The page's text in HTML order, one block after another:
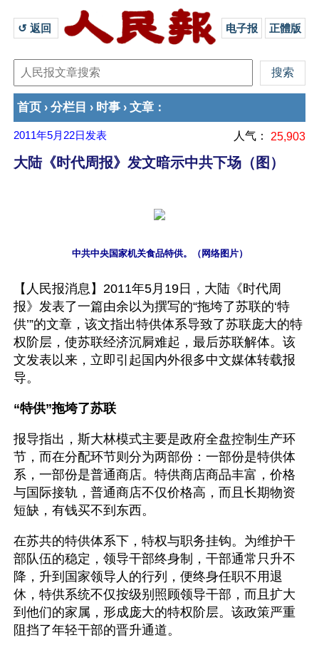
↺ 返回 电子报 正體版
首页 › 分栏目 › 时事 › 文章 ：
2011年5月22日 发表 人气： 25,903
大陆《时代周报》发文暗示中共下场（图）
中共中央国家机关食品特供。（网络图片）
【人民报消息】2011年5月19日，大陆《时代周
报》发表了一篇由余以为撰写的“拖垮了苏联的‘特
供’”的文章，该文指出特供体系导致了苏联庞大的特
权阶层，使苏联经济沉屙难起，最后苏联解体。该
文发表以来，立即引起国内外很多中文媒体转载报
导。
“特供”拖垮了苏联
报导指出，斯大林模式主要是政府全盘控制生产环
节，而在分配环节则分为两部份：一部份是特供体
系，一部份是普通商店。特供商店商品丰富，价格
与国际接轨，普通商店不仅价格高，而且长期物资
短缺，有钱买不到东西。
在苏共的特供体系下，特权与职务挂钩。为维护干
部队伍的稳定，领导干部终身制，干部通常只升不
降，升到国家领导人的行列，便终身任职不用退
休，特供系统不仅按级别照顾领导干部，而且扩大
到他们的家属，形成庞大的特权阶层。该政策严重
阻挡了年轻干部的晋升通道。